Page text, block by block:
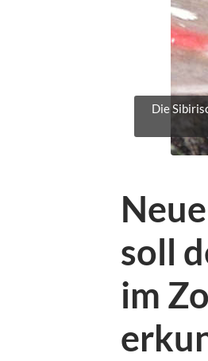
Die
soll
im